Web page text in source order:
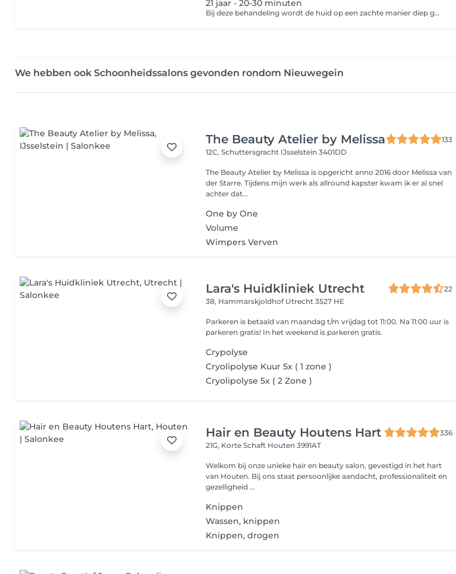
21 jaar - 20-30 minuten
Bij deze behandeling wordt de huid op een zachte manier diep gereinigd en krijg je advies hoe je jouw huid het beste thuis kan verzorgen. -Reinigen -Dieptereiniging -Onzuiverheden verwijderen -Dag- of nachtverzorging
We hebben ook Schoonheidssalons gevonden rondom Nieuwegein
The Beauty Atelier by Melissa
133
12C, Schuttersgracht IJsselstein 3401DD
The Beauty Atelier by Melissa is opgericht anno 2016 door Melissa van
der Starre. Tijdens mijn werk als allround kapster kwam ik er al snel
achter dat...
One by One
Volume
Wimpers Verven
Lara's Huidkliniek Utrecht
22
38, Hammarskjoldhof Utrecht 3527 HE
Parkeren is betaald van maandag t/m vrijdag tot 11:00. Na 11:00 uur is
parkeren gratis! In het weekend is parkeren gratis.
Crypolyse
Cryolipolyse Kuur 5x ( 1 zone )
Cryolipolyse 5x ( 2 Zone )
Hair en Beauty Houtens Hart
336
21G, Korte Schaft Houten 3991AT
Welkom bij onze unieke hair en beauty salon, gevestigd in het hart
van Houten. Bij ons staat persoonlijke aandacht, professionaliteit en
gezelligheid ...
Knippen
Wassen, knippen
Knippen, drogen